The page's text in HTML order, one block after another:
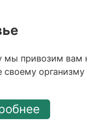
мы привозим вам
своему